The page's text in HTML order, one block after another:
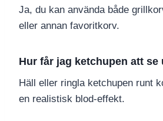
Ja, du kan använda både
eller annan favoritkorv.
Hur får jag ketchupen att se
Häll eller ringla ketchupen runt
en realistisk blod-effekt.